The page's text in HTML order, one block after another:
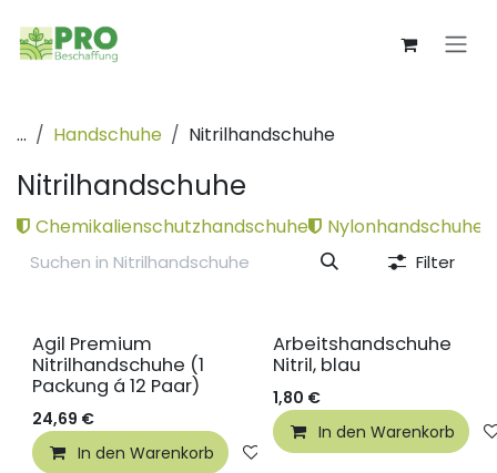
... Handschuhe Nitrilhandschuhe
Nitrilhandschuhe
Chemikalienschutzhandschuhe Nylonhandschuhe
Filter
Agil Premium
Nitrilhandschuhe (1
Packung á 12 Paar)
24,69 €
In den Warenkorb
Auf die Wunschliste
Arbeitshandschuhe
Nitril, blau
1,80 €
In den Warenkorb